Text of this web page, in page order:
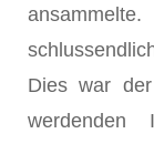
Dies war
werdenden